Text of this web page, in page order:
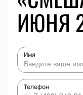
ИЮНЯ
Имя
Телефон